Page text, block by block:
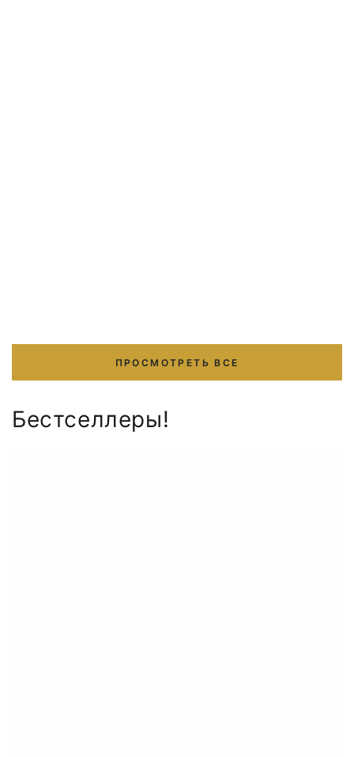
ПРОСМОТРЕТЬ ВСЕ
Бестселлеры!